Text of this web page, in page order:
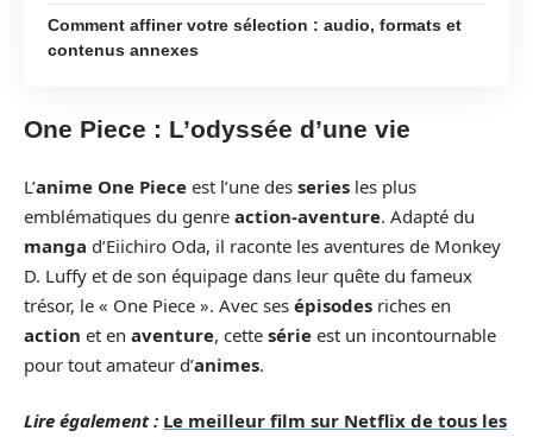
Comment affiner votre sélection : audio, formats et
contenus annexes
One Piece : L’odyssée d’une vie
L’anime One Piece est l’une des series les plus
emblématiques du genre action-aventure. Adapté du
manga d’Eiichiro Oda, il raconte les aventures de Monkey
D. Luffy et de son équipage dans leur quête du fameux
trésor, le « One Piece ». Avec ses épisodes riches en
action et en aventure, cette série est un incontournable
pour tout amateur d’animes.
Lire également : Le meilleur film sur Netflix de tous les